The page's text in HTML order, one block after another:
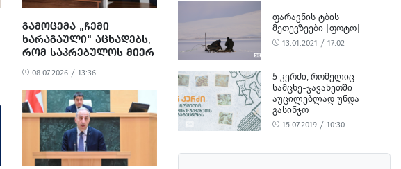
ᲒᲐᲛᲝᲪᲔᲛᲐ „ᲩᲔᲛᲘ
ᲮᲐᲠᲐᲒᲐᲣᲚᲘ“ ᲐᲪᲮᲐᲓᲔᲑᲡ,
ᲠᲝᲛ ᲡᲐᲙᲠᲔᲑᲣᲚᲝᲡ ᲛᲘᲔᲠ
ᲒᲐᲛᲝᲥᲕᲔᲧᲜᲔᲑᲣᲚᲘ
ᲤᲝᲢᲝᲓᲐᲜ ᲛᲐᲗᲘ
ᲟᲣᲠᲜᲐᲚᲘᲡᲢᲘ ᲬᲐᲨᲐᲚᲔᲡ
08.07.2026 / 13:36
ᲤᲐᲠᲐᲕᲜᲘᲡ ᲢᲑᲘᲡ
ᲛᲔᲗᲔᲕᲖᲔᲔᲑᲘ [ᲤᲝᲢᲝ]
13.01.2021 / 17:02
5 ᲙᲔᲠᲫᲘ, ᲠᲝᲛᲔᲚᲘᲪ
ᲡᲐᲛᲪᲮᲔ-ᲯᲐᲕᲐᲮᲔᲗᲨᲘ
ᲐᲣᲪᲘᲚᲔᲑᲚᲐᲓ ᲣᲜᲓᲐ
ᲒᲐᲡᲘᲜᲯᲝ
15.07.2019 / 10:30